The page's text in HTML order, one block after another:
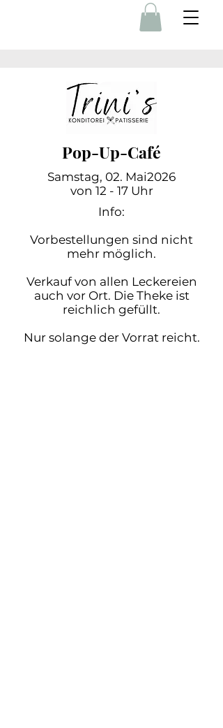
Pop-Up-Café
Samstag, 02. Mai2026
von 12 - 17 Uhr
Info:
Vorbestellungen sind nicht
mehr möglich.
Verkauf von allen Leckereien
auch vor Ort. Die Theke ist
reichlich gefüllt.
Nur solange der Vorrat reicht.